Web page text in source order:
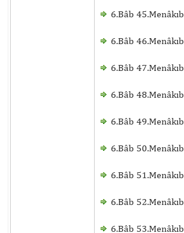
6.Bâb 45.Menâkıb
6.Bâb 46.Menâkıb
6.Bâb 47.Menâkıb
6.Bâb 48.Menâkıb
6.Bâb 49.Menâkıb
6.Bâb 50.Menâkıb
6.Bâb 51.Menâkıb
6.Bâb 52.Menâkıb
6.Bâb 53.Menâkıb